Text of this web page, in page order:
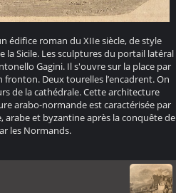
édifice roman du XIIe siècle, de style
Sicile. Les sculptures du portail latéral
Gagini. Il s'ouvre sur la place par
Deux tourelles l’encadrent. On
de la cathédrale. Cette architecture
arabo-normande est caractérisée par
et byzantine après la conquête de
les Normands.